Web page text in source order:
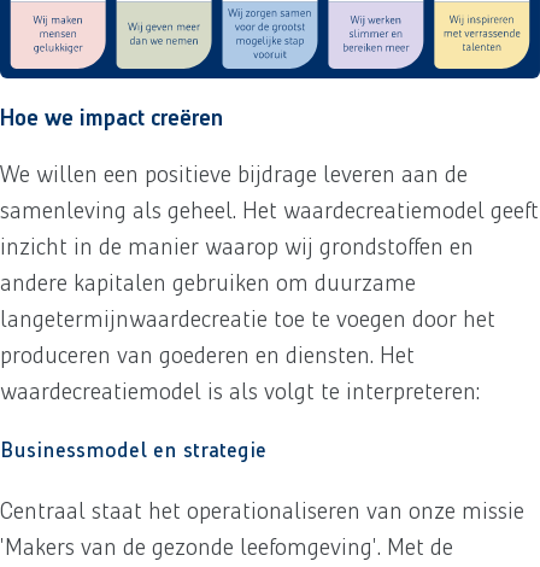
Hoe we impact creëren
We willen een positieve bijdrage leveren aan de
samenleving als geheel. Het waardecreatiemodel geeft
inzicht in de manier waarop wij grondstoffen en
andere kapitalen gebruiken om duurzame
langetermijnwaardecreatie toe te voegen door het
produceren van goederen en diensten. Het
waardecreatiemodel is als volgt te interpreteren:
Businessmodel en strategie
Centraal staat het operationaliseren van onze missie
'Makers van de gezonde leefomgeving'. Met de